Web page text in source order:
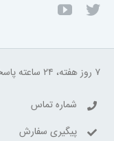
۷ روز هفته، ۲۴ ساعته پاسخگوی شما هستیم.
شماره تماس
پیگیری سفارش